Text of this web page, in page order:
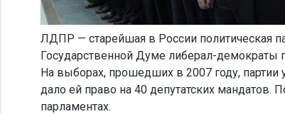
ЛДПР — старейшая в России политическая
Государственной Думе либерал-демократы
На выборах, прошедших в 2007 году, партии
дало ей право на 40 депутатских
парламентах.